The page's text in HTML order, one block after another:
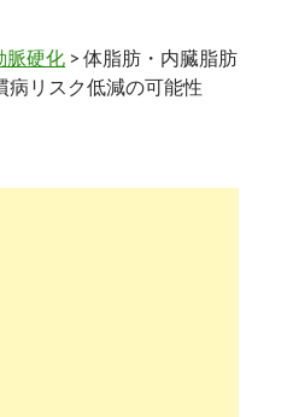
脈硬化 > 体脂肪・内臓脂肪
リスク低減の可能性